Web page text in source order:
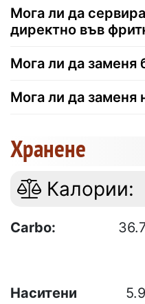
Мога ли да
директно във
Мога ли да заменя
Мога ли да заменя
Хранене
Калории:
Carbo:
Наситени